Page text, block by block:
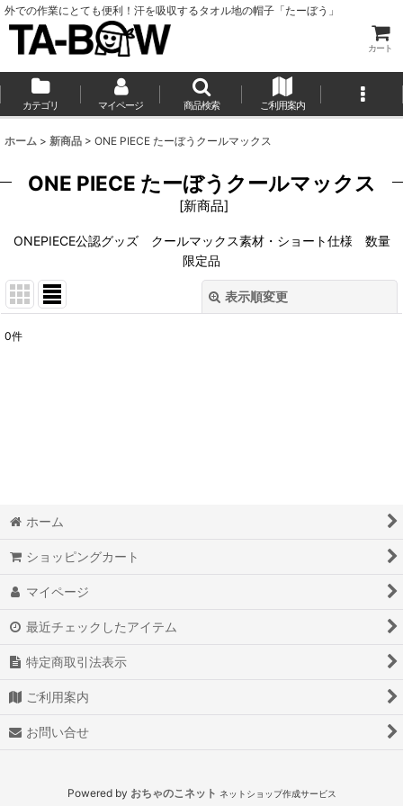
外での作業にとても便利！汗を吸収するタオル地の帽子「たーぼう」
カート
カテゴリ マイページ 商品検索 ご利用案内
ホーム > 新商品 > ONE PIECE たーぼうクールマックス
ONE PIECE たーぼうクールマックス
[新商品]
ONEPIECE公認グッズ クールマックス素材・ショート仕様 数量
限定品
表示順変更
0件
ホーム
ショッピングカート
マイページ
最近チェックしたアイテム
特定商取引法表示
ご利用案内
お問い合せ
Powered by おちゃのこネット ネットショップ作成サービス